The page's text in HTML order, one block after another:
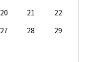
20 21
22
27 28
29